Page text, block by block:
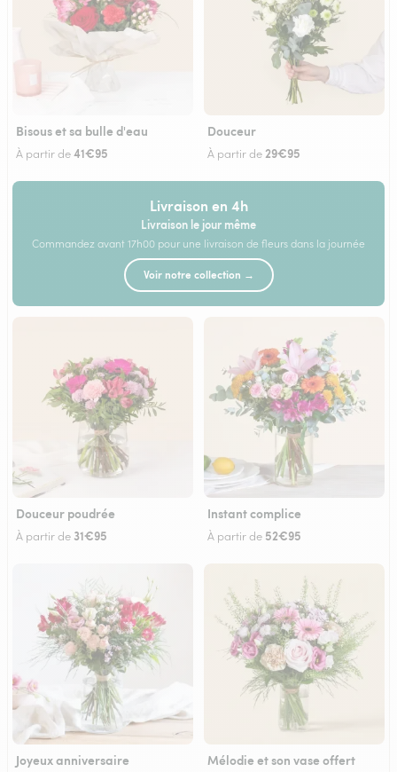
Bisous et sa bulle d'eau
À partir de41€95
Douceur
À partir de 29€95
Livraison en 4h
Livraison le jour même
Commandez avant 17h00 pour une livraison de fleurs dans la journée
Voir notre collection →
Douceur poudrée
À partir de 31€95
Instant complice
À partir de 52€95
Joyeux anniversaire Mélodie et son vase offert